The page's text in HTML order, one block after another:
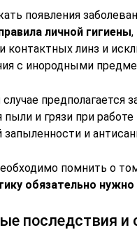
появления
личной гигиены,
контактных линз и
с инородными
предполагается
и грязи при работе
и
помнить о
обязательно
последствия и